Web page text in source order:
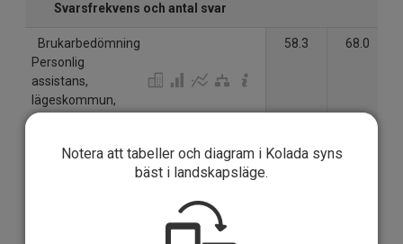
Svarsfrekvens och antal svar
Brukarbedömning
Personlig
assistans,
lägeskommun,
svarsfrekvens (%)
58.3 68.0
Brukarbedömning
21
Notera att tabeller och diagram i Kolada syns
bäst i landskapsläge.